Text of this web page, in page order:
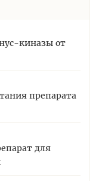
киназы от
препарата
для